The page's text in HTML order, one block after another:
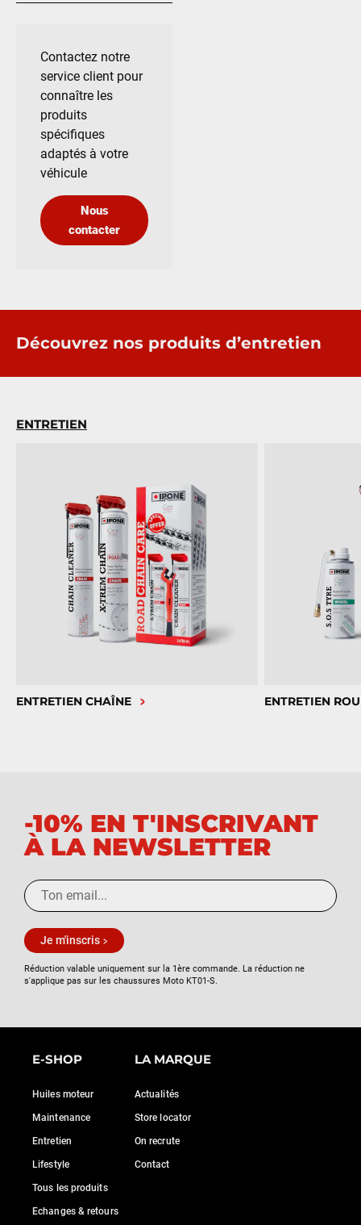
Contactez notre
service client pour
connaître les
produits
spécifiques
adaptés à votre
véhicule
Nous
contacter
Découvrez nos produits d’entretien
ENTRETIEN
ENTRETIEN CHAÎNE ENTRETIEN
-10% EN T'INSCRIVANT
À LA NEWSLETTER
Je m'inscris
Réduction valable uniquement sur la 1ère commande. La réduction ne
s'applique pas sur les chaussures Moto KT01-S.
E-SHOP
Huiles moteur
Maintenance
Entretien
Lifestyle
Tous les produits
Echanges & retours
LA MARQUE
Actualités
Store locator
On recrute
Contact